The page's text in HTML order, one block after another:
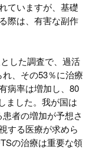
ていますが、基礎
際は、有害な副作
した調査で、過活
、その53％に治療
病率は増加し、80
ました。我が国は
者の増加が予想さ
する医療が求めら
の治療は重要な領